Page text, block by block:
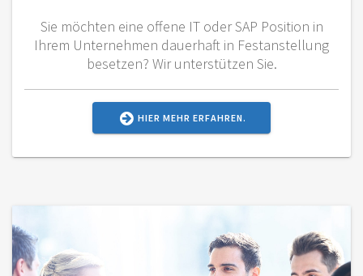
Sie möchten eine offene IT oder SAP Position in
Ihrem Unternehmen dauerhaft in Festanstellung
besetzen? Wir unterstützen Sie.
HIER MEHR ERFAHREN.